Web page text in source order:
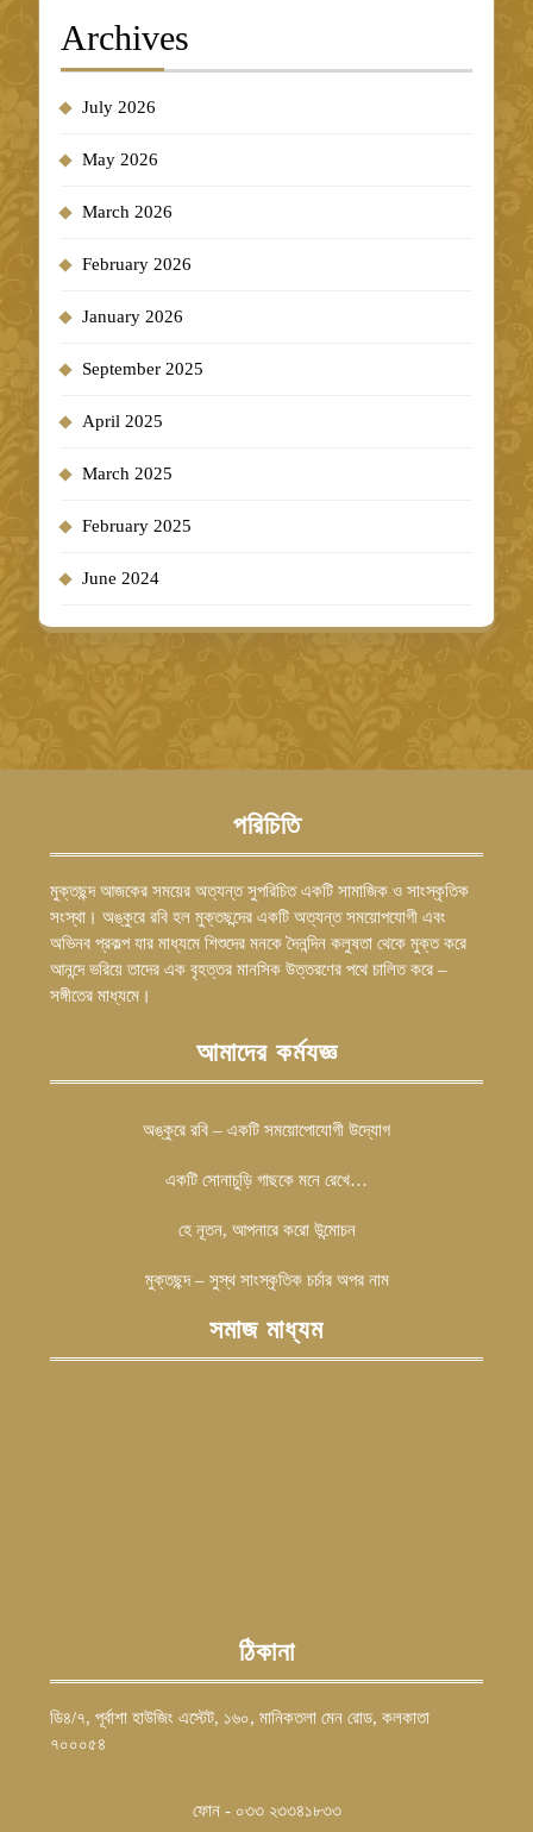
Archives
July 2026
May 2026
March 2026
February 2026
January 2026
September 2025
April 2025
March 2025
February 2025
June 2024
পরিচিতি
মুক্তছন্দ আজকের সময়ের অত্যন্ত সুপরিচিত একটি সামাজিক ও সাংস্কৃতিক
সংস্থা। অঙ্কুরে রবি হল মুক্তছন্দের একটি অত্যন্ত সময়োপযোগী এবং
অভিনব প্রকল্প যার মাধ্যমে শিশুদের মনকে দৈনন্দিন কলুষতা থেকে মুক্ত করে
আনন্দে ভরিয়ে তাদের এক বৃহত্তর মানসিক উত্তরণের পথে চালিত করে –
সঙ্গীতের মাধ্যমে।
আমাদের কর্মযজ্ঞ
অঙ্কুরে রবি – একটি সময়োপোযোগী উদ্যোগ
একটি সোনাচুড়ি গাছকে মনে রেখে…
হে নূতন, আপনারে করো উন্মোচন
মুক্তছন্দ – সুস্থ সাংস্কৃতিক চর্চার অপর নাম
সমাজ মাধ্যম
ঠিকানা
ডি৪/৭, পূর্বাশা হাউজিং এস্টেট, ১৬০, মানিকতলা মেন রোড, কলকাতা
৭০০০৫৪
ফোন - ০৩৩ ২৩৩৪১৮৩৩